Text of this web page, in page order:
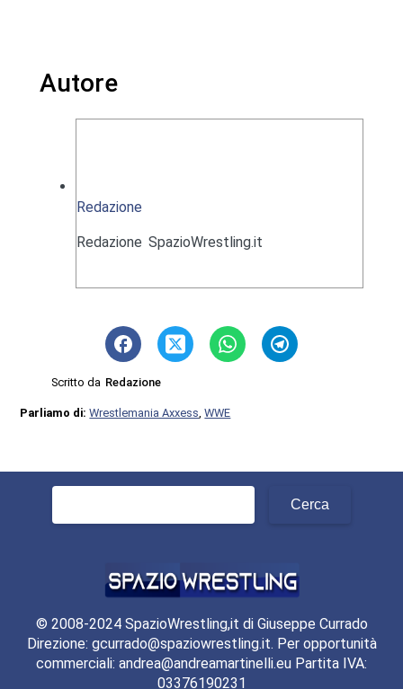
Autore
Redazione
Redazione SpazioWrestling.it
Scritto da Redazione
Parliamo di:Wrestlemania Axxess ,WWE
© 2008-2024 SpazioWrestling,it di Giuseppe Currado
Direzione: gcurrado@spaziowrestling.it. Per opportunità
commerciali: andrea@andreamartinelli.eu Partita IVA:
03376190231